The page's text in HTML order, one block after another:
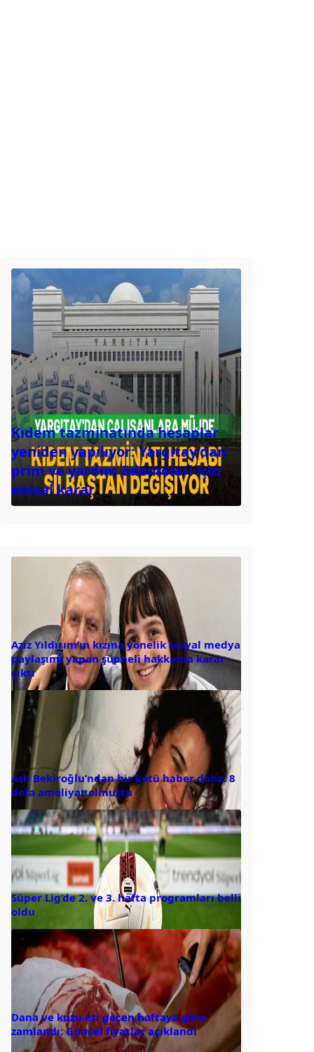
Kıdem tazminatında hesaplar
yeniden yapılıyor: Yargıtay’dan
prim ve yardım ödemeleri için
emsal karar
Aziz Yıldırım’ın kızına yönelik sosyal medya
paylaşımı yapan şüpheli hakkında karar
çıktı
Aslı Bekiroğlu’ndan bir kötü haber daha: 8
defa ameliyat olmuştu
Süper Lig’de 2. ve 3. hafta programları belli
oldu
Dana ve kuzu eti geçen haftaya göre
zamlandı: Güncel fiyatlar açıklandı